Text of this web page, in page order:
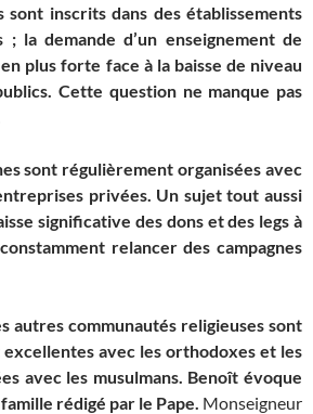
sont inscrits dans des établissements
; la demande d’un enseignement de
plus forte face à la baisse de niveau
Cette question ne manque pas
sont régulièrement organisées avec
privées. Un sujet tout aussi
significative des dons et des legs à
relancer des campagnes
autres communautés religieuses sont
avec les orthodoxes et les
avec les musulmans. Benoît évoque
rédigé par le Pape. Monseigneur